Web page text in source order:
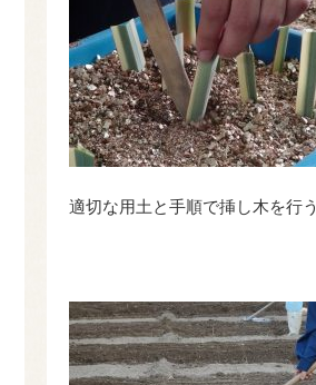
適切な用土と手順で挿し木を行う